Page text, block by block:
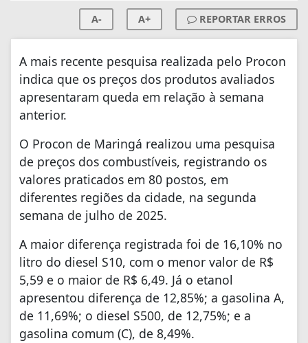
A- A+ REPORTAR ERROS
A mais recente pesquisa realizada pelo Procon
indica que os preços dos produtos avaliados
apresentaram queda em relação à semana
anterior.
O Procon de Maringá realizou uma pesquisa
de preços dos combustíveis, registrando os
valores praticados em 80 postos, em
diferentes regiões da cidade, na segunda
semana de julho de 2025.
A maior diferença registrada foi de 16,10% no
litro do diesel S10, com o menor valor de R$
5,59 e o maior de R$ 6,49. Já o etanol
apresentou diferença de 12,85%; a gasolina A,
de 11,69%; o diesel S500, de 12,75%; e a
gasolina comum (C), de 8,49%.